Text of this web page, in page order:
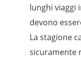
lunghi viaggi
devono
La stagione
sicuramente